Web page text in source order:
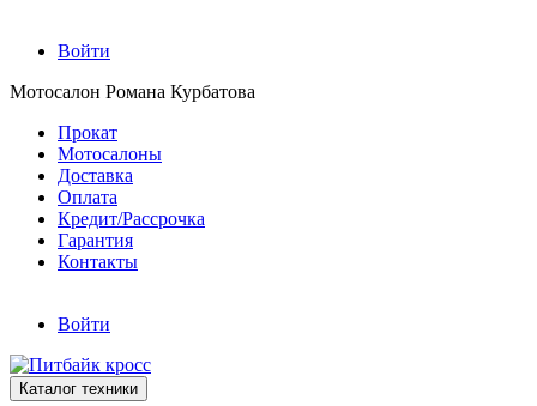
Войти
Мотосалон Романа Курбатова
Прокат
Мотосалоны
Доставка
Оплата
Кредит/Рассрочка
Гарантия
Контакты
Войти
Каталог техники